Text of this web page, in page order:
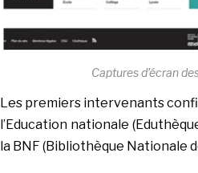
Captures d’écran
Les premiers intervenants
l’Education nationale
la BNF (Bibliothèque Nationale